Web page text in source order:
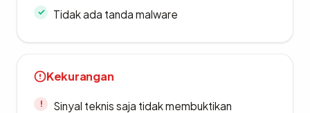
Tidak ada tanda malware
Kekurangan
Sinyal teknis saja tidak membuktikan